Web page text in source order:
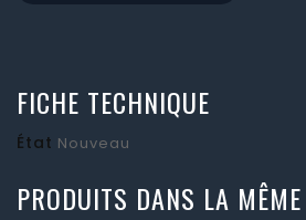
FICHE TECHNIQUE
État Nouveau
PRODUITS DANS LA MÊME